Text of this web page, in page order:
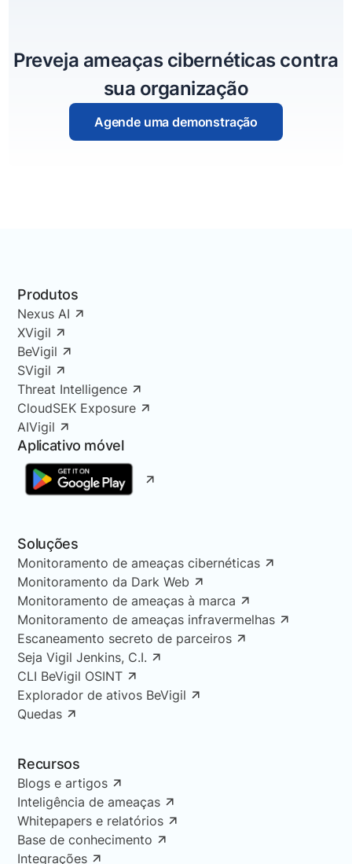
Preveja ameaças cibernéticas contra
sua organização
Agende uma demonstração
Produtos
Nexus AI
XVigil
BeVigil
SVigil
Threat Intelligence
CloudSEK Exposure
AIVigil
Aplicativo móvel
Soluções
Monitoramento de ameaças cibernéticas
Monitoramento da Dark Web
Monitoramento de ameaças à marca
Monitoramento de ameaças infravermelhas
Escaneamento secreto de parceiros
Seja Vigil Jenkins, C.I.
CLI BeVigil OSINT
Explorador de ativos BeVigil
Quedas
Recursos
Blogs e artigos
Inteligência de ameaças
Whitepapers e relatórios
Base de conhecimento
Integrações